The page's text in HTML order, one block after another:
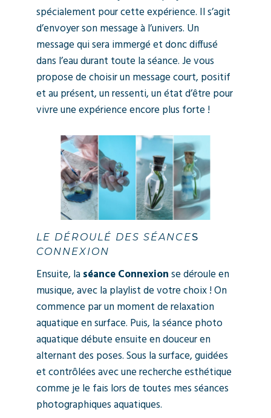
spécialement pour cette expérience. Il s’agit
d’envoyer son message à l’univers. Un
message qui sera immergé et donc diffusé
dans l’eau durant toute la séance. Je vous
propose de choisir un message court, positif
et au présent, un ressenti, un état d’être pour
vivre une expérience encore plus forte !
LE DÉROULÉ DES SÉANCES
CONNEXION
Ensuite, laséance Connexionse déroule en
musique, avec la playlist de votre choix ! On
commence par un moment de relaxation
aquatique en surface. Puis, la séance photo
aquatique débute ensuite en douceur en
alternant des poses. Sous la surface, guidées
et contrôlées avec une recherche esthétique
comme je le fais lors de toutes mes séances
photographiques aquatiques.